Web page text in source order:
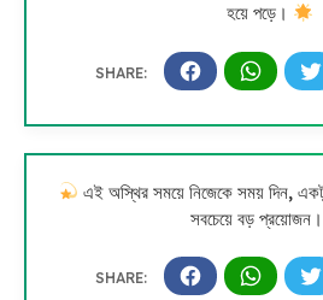
হয়ে পড়ে।
এই অস্থির সময়ে নিজেকে সময় দিন,
সবচেয়ে বড় প্রয়োজন।